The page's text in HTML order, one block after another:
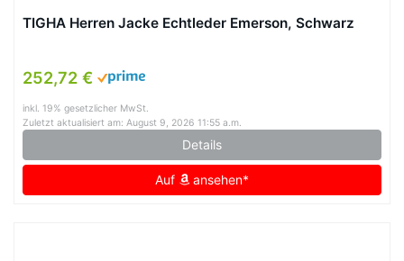
TIGHA Herren Jacke Echtleder Emerson, Schwarz
252,72 €
inkl. 19% gesetzlicher MwSt.
Zuletzt aktualisiert am: August 9, 2026 11:55 a.m.
Details
Auf ansehen*